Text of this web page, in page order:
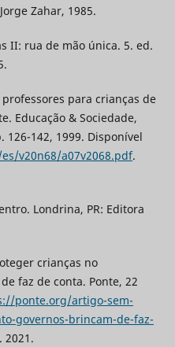
Zahar, 1985.
II: rua de mão única. 5. ed.
professores para crianças de
Educação & Sociedade,
126-142, 1999. Disponível
v20n68/a07v2068.pdf.
Londrina, PR: Editora
crianças no
faz de conta. Ponte, 22
ponte.org/artigo-sem-
governos-brincam-de-faz-
2021.